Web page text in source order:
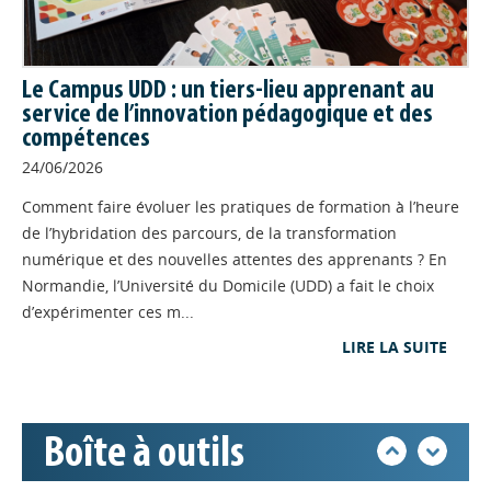
Le premier atelier collaboratif de
partage d'expérience "Le jeu en formation : on échange, on
teste, on apprend" s'est déroulé mardi 19 mai 2026 à
Hérouville-saint-Clair. Un après-midi dense pour confronter
les pratiques et partager son expérience.
mallette andragogique "Les
arts de la marionnette" en
atelier de français
Les intervenantes de la session de
professionnalisation autour des arts
de la marionnette qui s'est déroulée à Petit Quevilly fin
octobre 2025 nous font découvrir la mallette andragogique
FORMATION// 30/04/2026
La lettre Profil d'info : retour
Le Campus UDD : un tiers-lieu apprenant au
service de l’innovation pédagogique et des
compétences
24/06/2026
Comment faire évoluer les pratiques de formation à l’heure
de l’hybridation des parcours, de la transformation
numérique et des nouvelles attentes des apprenants ? En
Normandie, l’Université du Domicile (UDD) a fait le choix
d’expérimenter ces m...
LIRE LA SUITE
Boîte à outils
Appels à projets
Déposer une actu !
Base documentaire